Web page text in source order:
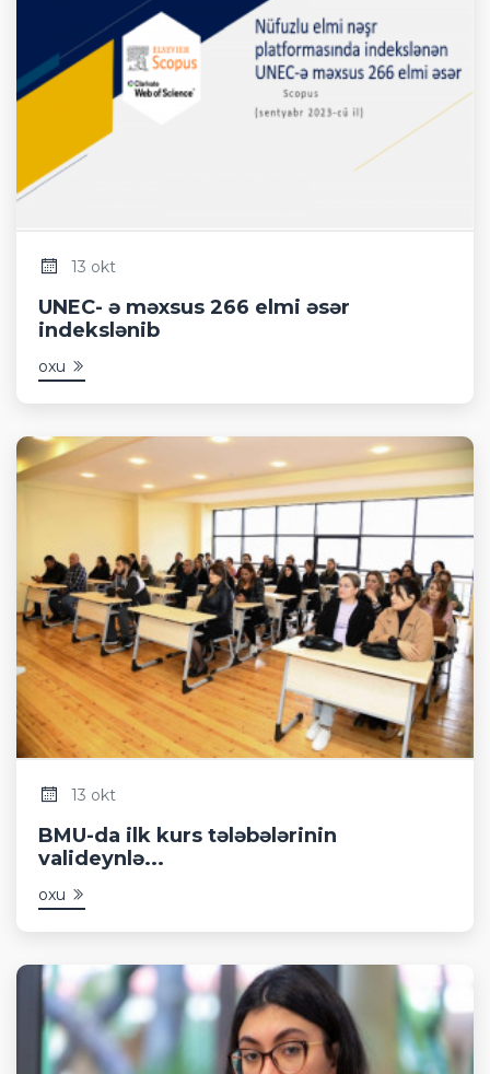
13 okt
UNEC- ə məxsus 266 elmi əsər
indekslənib
oxu
13 okt
BMU-da ilk kurs tələbələrinin
valideynlə...
oxu